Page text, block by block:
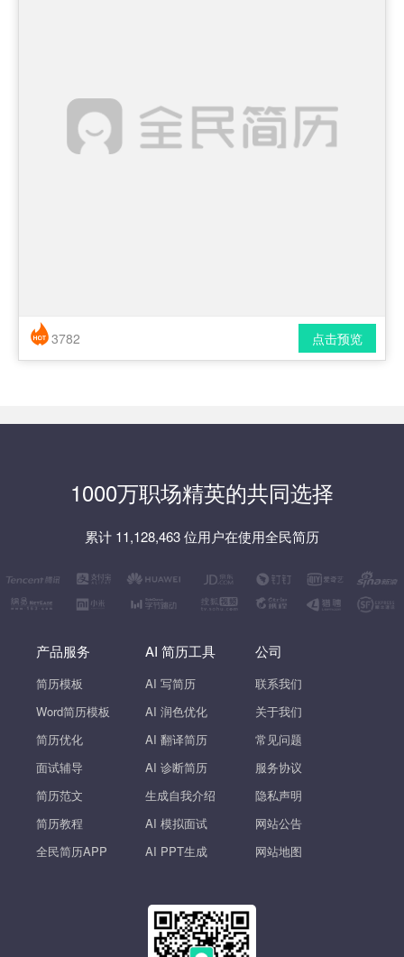
简历风格： 时尚 / 简洁 / 应届生
点击预览
3782
1000万职场精英的共同选择
累计 11,128,463 位用户在使用全民简历
产品服务
简历模板
Word简历模板
简历优化
面试辅导
简历范文
简历教程
全民简历APP
AI 简历工具
AI 写简历
AI 润色优化
AI 翻译简历
AI 诊断简历
生成自我介绍
AI 模拟面试
AI PPT生成
公司
联系我们
关于我们
常见问题
服务协议
隐私声明
网站公告
网站地图